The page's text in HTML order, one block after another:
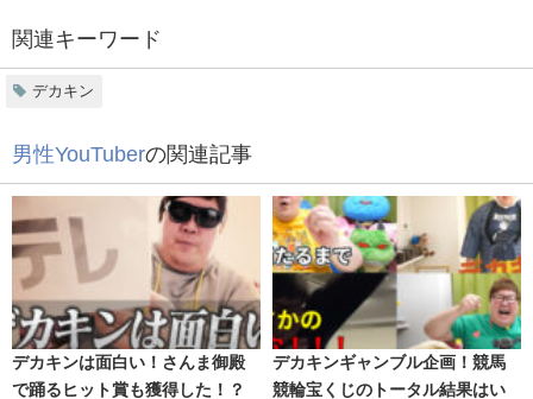
輩として、いろいろと教えようじゃないか!!という企画で
コーナーのイメトレがあります。
その2問目「2人の仲良しエピソードを教えてください」が
本件と関わり深いのですが、
際限なく出てくる馴れ初めエ
ピソードが面白く、調査どころじゃなくなってきます。笑
終始、和気あいあいとした雰囲気で、過去を懐かしむよう
に笑う二人。
そしてそして、 お隣にいるめがねちゃんさんがなんと、嫁
候補に立候補しているではありませんか !?
ピュアなデカキンさんなら勘違いして舞い上がるのもなん
となく分かる気がします。笑
関連キーワード
デカキン
男性YouTuberの関連記事
デカキンは面白い！さんま御殿
で踊るヒット賞も獲得した！？
デカキンギャンブル企画！競馬
競輪宝くじのトータル結果はい